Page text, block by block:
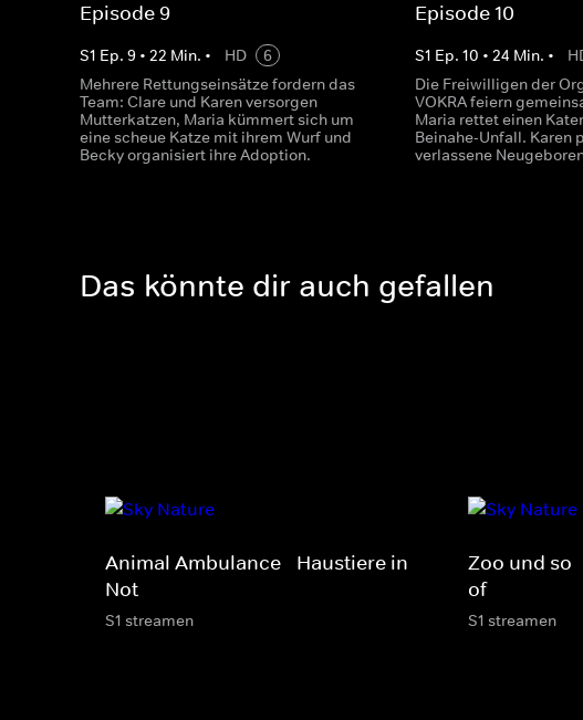
Episode 9
S1 Ep. 9 • 22 Min. • HD
6
Mehrere Rettungseinsätze fordern das
Team: Clare und Karen versorgen
Mutterkatzen, Maria kümmert sich um
eine scheue Katze mit ihrem Wurf und
Becky organisiert ihre Adoption.
Episode 10
S1 Ep.10 •24 Min. •
Die Freiwilligen der
VOKRA feiern
Maria rettet einen
Beinahe-Unfall. Karen
verlassene
Das könnte dir auch gefallen
Animal Ambulance - Haustiere in
Not
S1 streamen
Zoo und so
of
S1 streamen